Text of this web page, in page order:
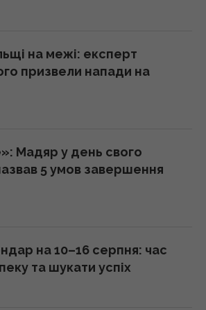
по Україні, - Мадяр
2026
б’є рекорд за
2026
на межі: експерт
призвели напади на
Мадяр у день свого
5 умов завершення
на 10–16 серпня: час
та шукати успіх